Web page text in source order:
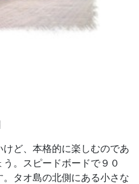
ど、本格的に楽しむのであ
。スピードボードで９０
タオ島の北側にある小さな